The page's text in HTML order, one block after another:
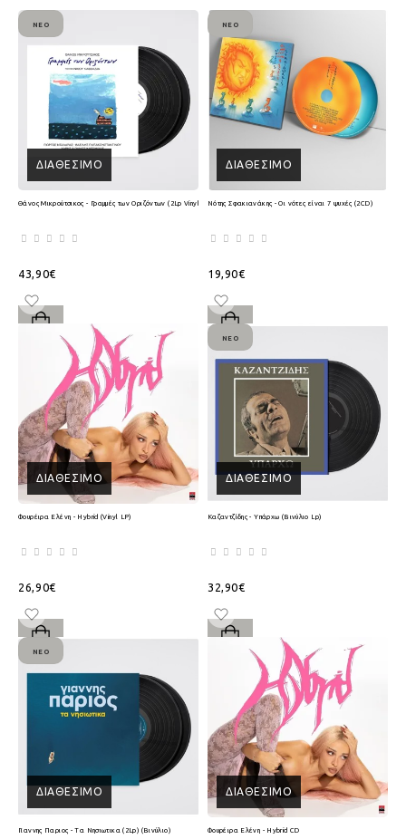
ΔΙΑΘΈΣΙΜΟ
ΝΈΟ
Θάνος Μικρούτσικος - Γραμμές των Οριζόντων (2Lp Vinyl)
43,90€
ΔΙΑΘΈΣΙΜΟ
ΝΈΟ
Νότης Σφακιανάκης - Οι νότες είναι 7 ψυχές (2CD)
19,90€
ΔΙΑΘΈΣΙΜΟ
Φουρέιρα Ελένη - Hybrid (Vinyl LP)
26,90€
ΔΙΑΘΈΣΙΜΟ
ΝΈΟ
Καζαντζίδης - Υπάρχω (Βινύλιο Lp)
32,90€
ΔΙΑΘΈΣΙΜΟ
ΝΈΟ
Γιαννης Παριος - Τα Νησιωτικα (2Lp) (Βινύλιο)
ΔΙΑΘΈΣΙΜΟ
Φουρέιρα Ελένη - Hybrid CD